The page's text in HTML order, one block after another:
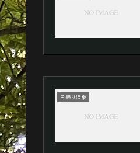
日帰り温泉